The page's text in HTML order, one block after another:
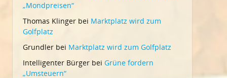
„Mondpreisen“
Thomas Klinger bei Marktplatz wird zum
Golfplatz
Grundler bei Marktplatz wird zum Golfplatz
Intelligenter Bürger bei Grüne fordern
„Umsteuern“